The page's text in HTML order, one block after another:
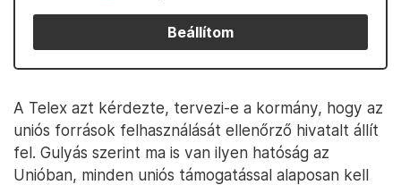
Beállítom
A Telex azt kérdezte, tervezi-e a kormány, hogy az
uniós források felhasználását ellenőrző hivatalt állít
fel. Gulyás szerint ma is van ilyen hatóság az
Unióban, minden uniós támogatással alaposan kell